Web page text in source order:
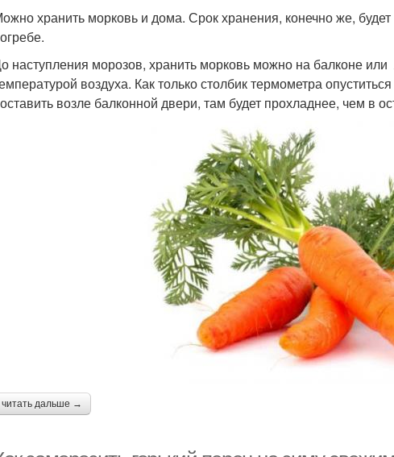
хранить морковь и дома. Срок хранения, конечно же,
наступления морозов, хранить морковь можно на балконе
воздуха. Как только столбик термометра
возле балконной двери, там будет прохладнее, чем в
читать дальше →